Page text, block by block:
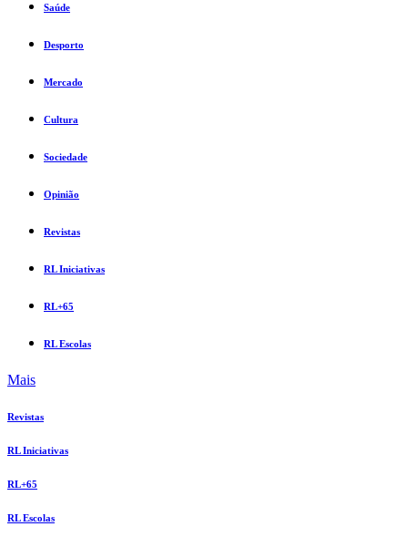
Saúde
Desporto
Mercado
Cultura
Sociedade
Opinião
Revistas
RL Iniciativas
RL+65
RL Escolas
Mais
Revistas
RL Iniciativas
RL+65
RL Escolas